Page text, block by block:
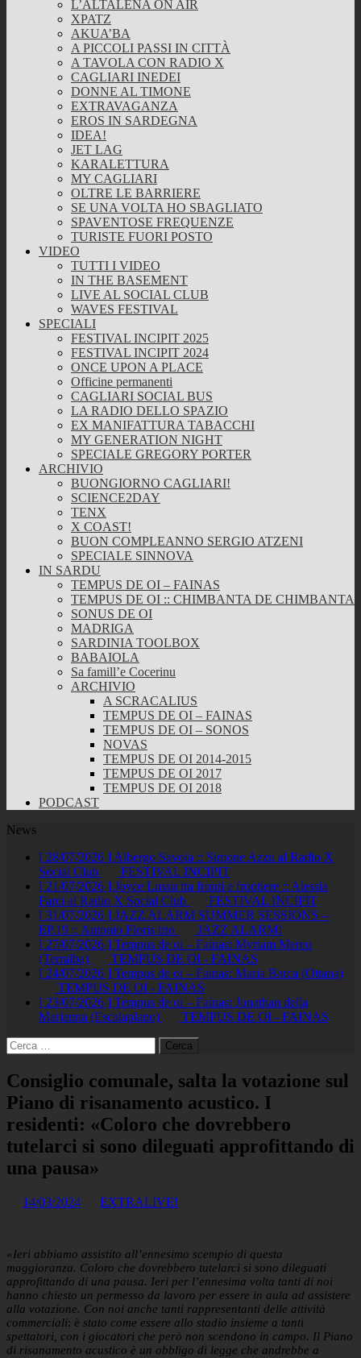
L’ALTALENA ON AIR
XPATZ
AKUA’BA
A PICCOLI PASSI IN CITTÀ
A TAVOLA CON RADIO X
CAGLIARI INEDEI
DONNE AL TIMONE
EXTRAVAGANZA
EROS IN SARDEGNA
IDEA!
JET LAG
KARALETTURA
MY CAGLIARI
OLTRE LE BARRIERE
SE UNA VOLTA HO SBAGLIATO
SPAVENTOSE FREQUENZE
TURISTE FUORI POSTO
VIDEO
TUTTI I VIDEO
IN THE BASEMENT
LIVE AL SOCIAL CLUB
WAVES FESTIVAL
SPECIALI
FESTIVAL INCIPIT 2025
FESTIVAL INCIPIT 2024
ONCE UPON A PLACE
Officine permanenti
CAGLIARI SOCIAL BUS
LA RADIO DELLO SPAZIO
EX MANIFATTURA TABACCHI
MY GENERATION NIGHT
SPECIALE GREGORY PORTER
ARCHIVIO
BUONGIORNO CAGLIARI!
SCIENCE2DAY
TENX
X COAST!
BUON COMPLEANNO SERGIO ATZENI
SPECIALE SINNOVA
IN SARDU
TEMPUS DE OI – FAINAS
TEMPUS DE OI :: CHIMBANTA DE CHIMBANTA
SONUS DE OI
MADRIGA
SARDINIA TOOLBOX
BABAIOLA
Sa famill’e Cocerinu
ARCHIVIO
A SCRACALIUS
TEMPUS DE OI – FAINAS
TEMPUS DE OI – SONOS
NOVAS
TEMPUS DE OI 2014-2015
TEMPUS DE OI 2017
TEMPUS DE OI 2018
PODCAST
News
[ 28/07/2026 ] Albergo Savoia :: Simone Azzu al Radio X
Social Club
FESTIVAL INCIPIT
[ 21/07/2026 ] Joyce Lussu tra fronti e frontiere :: Alessia
Farci al Radio X Social Club
FESTIVAL INCIPIT
[ 31/07/2026 ] JAZZ ALARM SUMMER SESSIONS –
EP.19 :: Antonio Floris trio
JAZZ ALARM!
[ 27/07/2026 ] Tempus de oi – Fainas: Myriam Mereu
(Terralba)
TEMPUS DE OI - FAINAS
[ 24/07/2026 ] Tempus de oi – Fainas: Maria Barca (Ottana)
TEMPUS DE OI - FAINAS
[ 23/07/2026 ] Tempus de oi – Fainas: Jonathan della
Marianna (Escalaplano)
TEMPUS DE OI - FAINAS
Ricerca
per:
Consiglio comunale, salta la votazione sul
Piano di risanamento acustico. I
residenti: «Coloro che dovrebbero
tutelarci si sono dileguati approfittando di
una pausa»
14/03/2024 EXTRALIVE!
«Ieri abbiamo assistito all’ennesimo scempio di questa
maggioranza. Coloro che dovrebbero tutelarci si sono dileguati
approfittando di una pausa. Ieri per l’ennesima volta tanti di noi
hanno chiesto un permesso da lavoro per essere in aula ad assistere
alla votazione. Con noi anche tanti rappresentanti delle attività
commerciali: è stato come essere allo stadio insieme a tanti
spettatori, con i giocatori che però non scendono in campo. Il Piano
di risanamento acustico è un obbligo di legge che andrebbe a